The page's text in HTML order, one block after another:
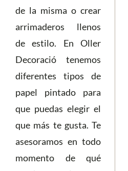
de la misma o crear
arrimaderos llenos
de estilo. En Oller
Decoració tenemos
diferentes tipos de
papel pintado para
que puedas elegir el
que más te gusta. Te
asesoramos en todo
momento de qué